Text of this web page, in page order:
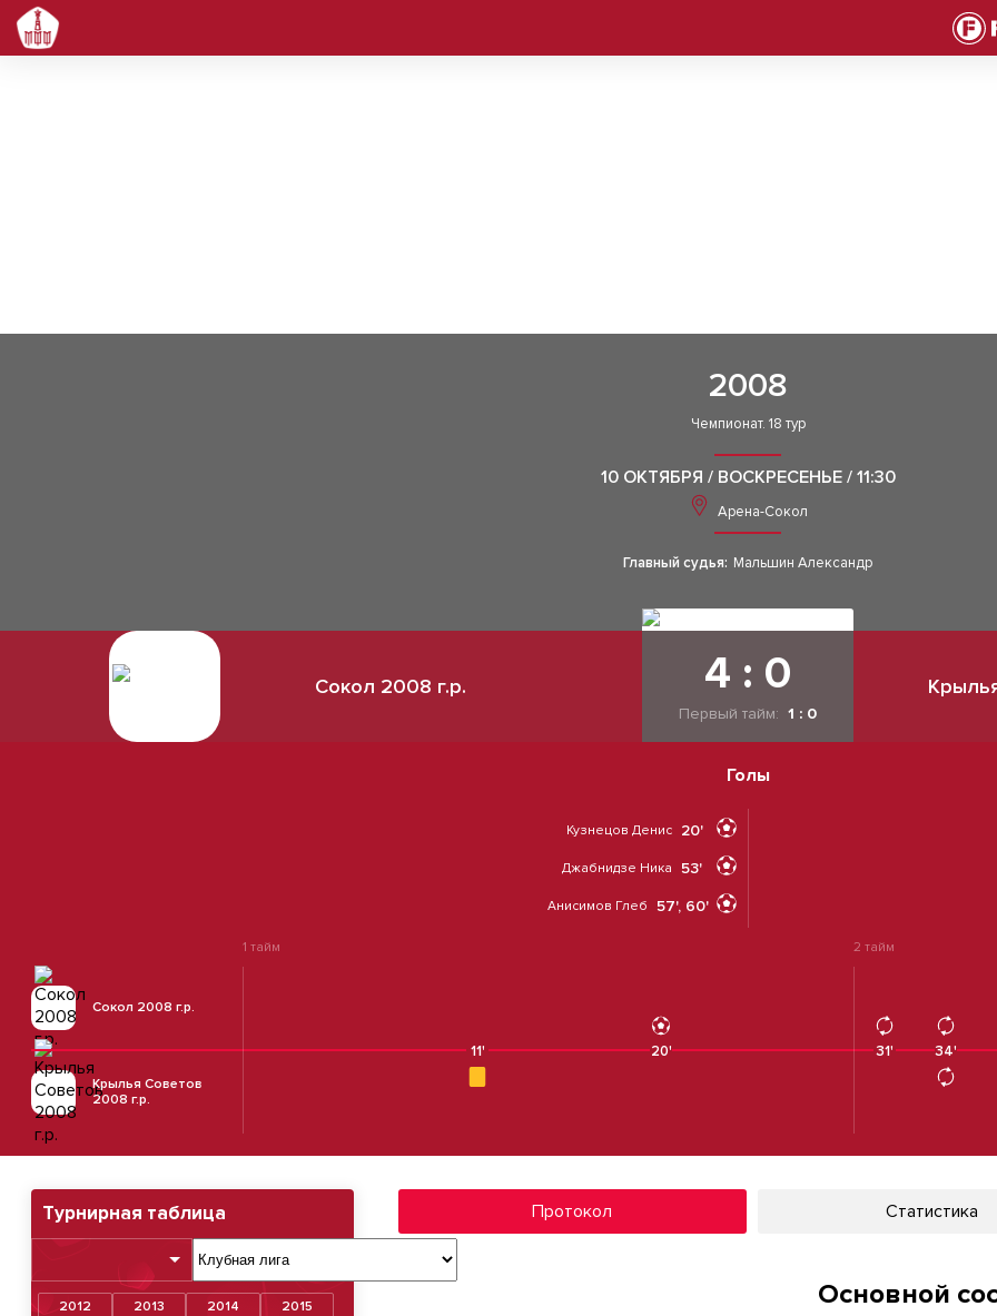
2008
Чемпионат. 18 тур
10 ОКТЯБРЯ / ВОСКРЕСЕНЬЕ / 11:30
Арена-Сокол
Главный судья: Мальшин Александр
Сокол 2008 г.р. 4 : 0
Первый тайм: 1 : 0
Голы
Кузнецов Денис 20'
Джабнидзе Ника 53'
Анисимов Глеб 57', 60'
Сокол 2008 г.р.
1 тайм 2 тайм
11' 20' 31' 34'
34'
Крылья Советов
2008 г.р.
Турнирная таблица
2012 2013 2014
2015
Протокол Статистика
Основной